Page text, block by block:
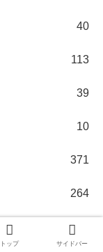
40
113
39
10
371
264
241
トップ サイドバー